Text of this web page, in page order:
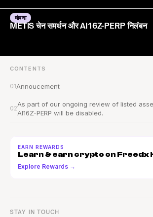
घोषणा
METIS चेन समर्थन और AI16Z-PERP निलंबन
CONTENTS
01Annoucement
02
As part of our ongoing review of listed
AI16Z-PERP will be disabled.
EARN REWARDS
Learn & earn crypto on Freedx
Explore Rewards →
STAY IN TOUCH